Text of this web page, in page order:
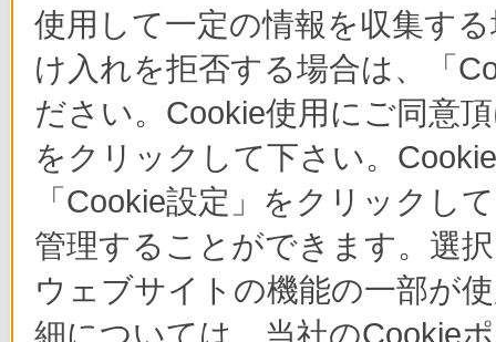
使用して一定の情報を収集す
け入れを拒否する場合は、「
ださい。Cookie使用にご同意
をクリックして下さい。
「Cookie設定」をクリックし
管理することができます。選
ウェブサイトの機能の一部が
細については、当社のCookie